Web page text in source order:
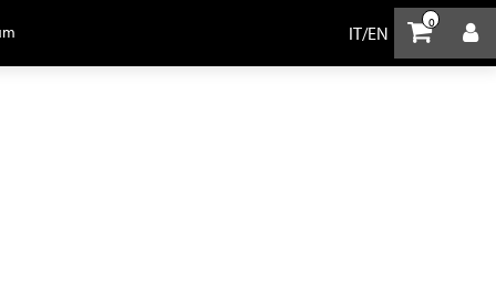
0
IT/EN